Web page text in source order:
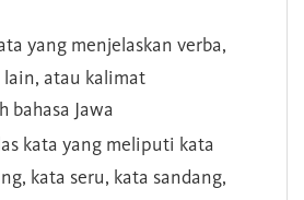
yang menjelaskan verba,
atau kalimat
bahasa Jawa
kata yang meliputi kata
kata seru, kata sandang,